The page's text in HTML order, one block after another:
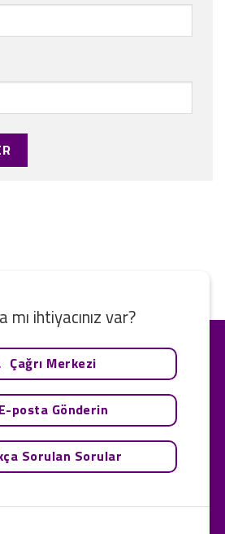
mı ihtiyacınız var?
Çağrı Merkezi
E-posta Gönderin
Sorulan Sorular